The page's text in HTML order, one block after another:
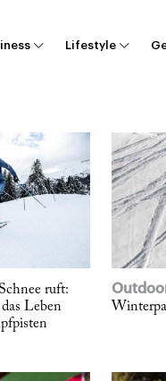
Lifestyle
ruft:
Leben